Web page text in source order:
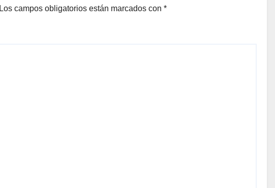
Los campos obligatorios están marcados con *